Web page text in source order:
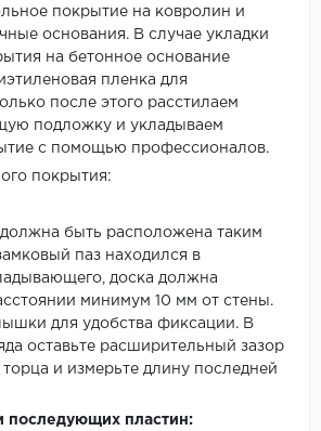
покрытие на ковролин и
основания. В случае укладки
на бетонное основание
пленка для
после этого расстилаем
подложку и укладываем
с помощью профессионалов.
покрытия:
быть расположена таким
паз находился в
доска должна
минимум 10 мм от стены.
для удобства фиксации. В
оставьте расширительный зазор
и измерьте длину последней
последующих пластин: